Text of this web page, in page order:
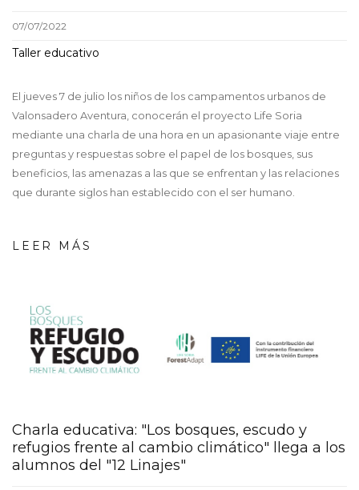
07/07/2022
Taller educativo
El jueves 7 de julio los niños de los campamentos urbanos de
Valonsadero Aventura, conocerán el proyecto Life Soria
mediante una charla de una hora en un apasionante viaje entre
preguntas y respuestas sobre el papel de los bosques, sus
beneficios, las amenazas a las que se enfrentan y las relaciones
que durante siglos han establecido con el ser humano.
LEER MÁS
screenshot_-
Charla educativa: "Los bosques, escudo y
refugios frente al cambio climático" llega a los
alumnos del "12 Linajes"